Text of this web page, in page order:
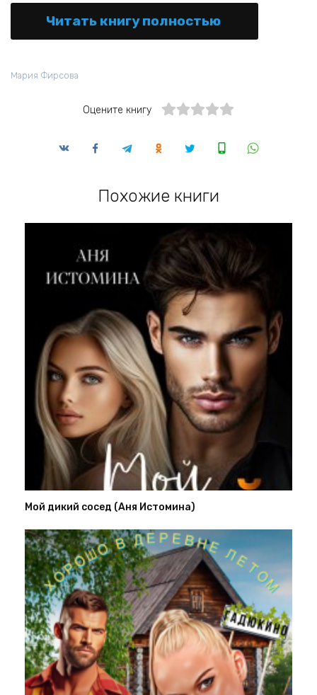
Читать книгу полностью
Мария Фирсова
Оцените книгу
Похожие книги
Мой дикий сосед (Аня Истомина)